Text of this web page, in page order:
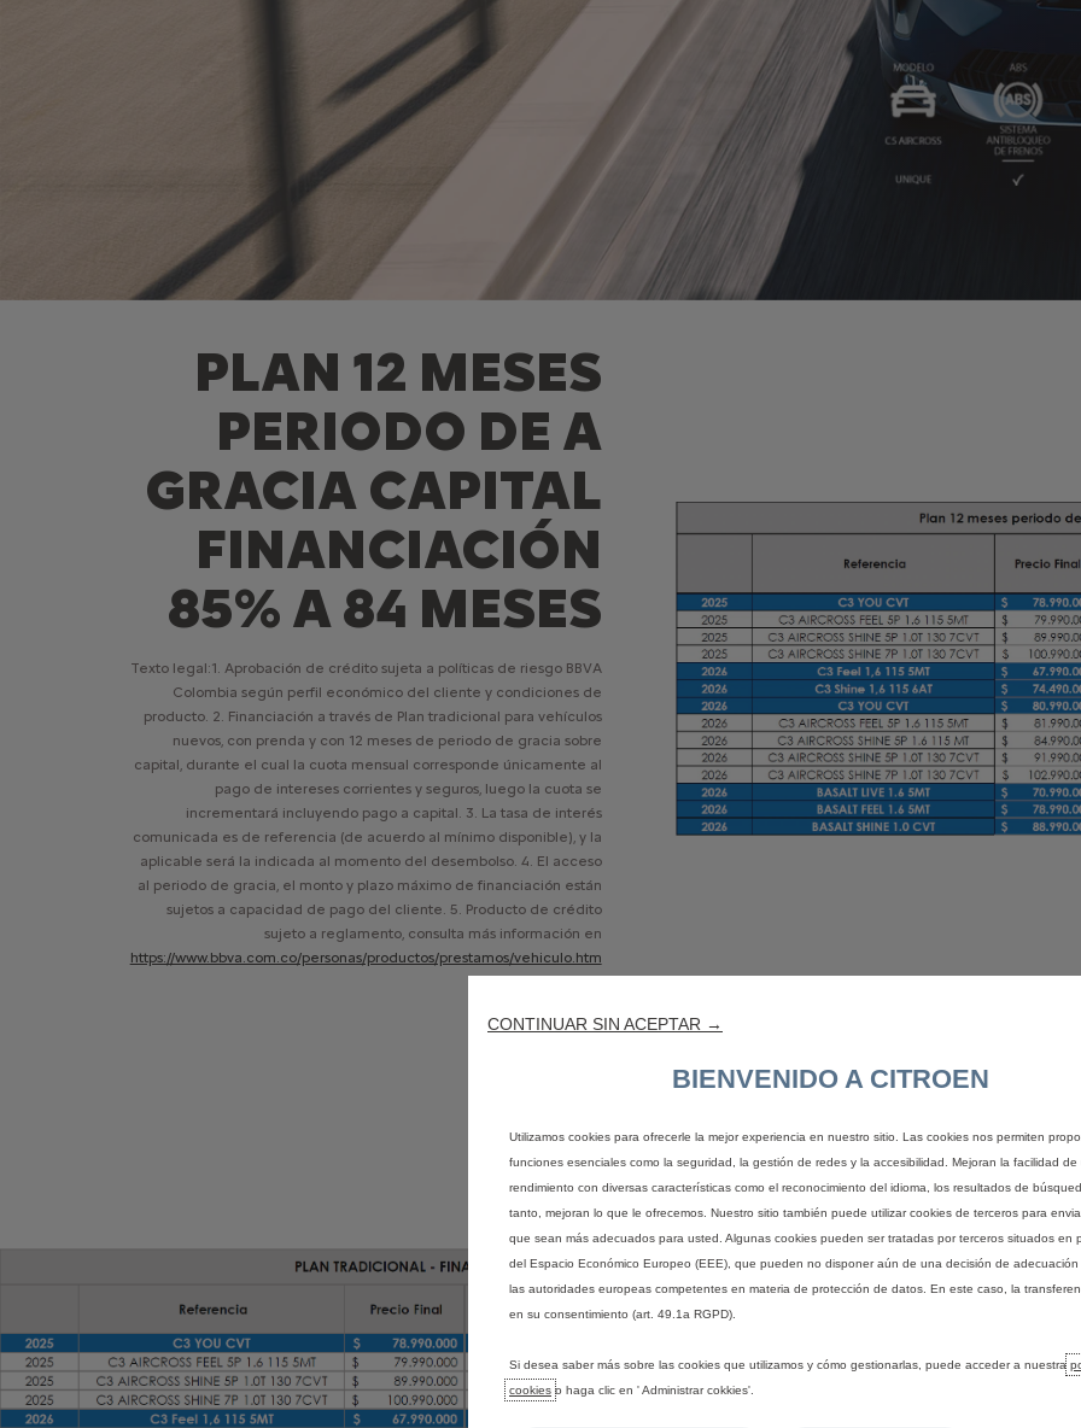
PLAN 12 MESES
PERIODO DE A
GRACIA CAPITAL
FINANCIACIÓN
85% A 84 MESES
Texto legal:1. Aprobación de crédito sujeta a políticas de riesgo BBVA
Colombia según perfil económico del cliente y condiciones de
producto. 2. Financiación a través de Plan tradicional para vehículos
nuevos, con prenda y con 12 meses de periodo de gracia sobre
capital, durante el cual la cuota mensual corresponde únicamente al
pago de intereses corrientes y seguros, luego la cuota se
incrementará incluyendo pago a capital. 3. La tasa de interés
comunicada es de referencia (de acuerdo al mínimo disponible), y la
aplicable será la indicada al momento del desembolso. 4. El acceso
al periodo de gracia, el monto y plazo máximo de financiación están
sujetos a capacidad de pago del cliente. 5. Producto de crédito
sujeto a reglamento, consulta más información en
https://www.bbva.com.co/personas/productos/prestamos/vehiculo.htm
Texto
meses
una
CONTINUAR SIN ACEPTAR →
BIENVENIDO A CITROEN
Utilizamos cookies para ofrecerle la mejor experiencia en nuestro sitio. Las cookies nos permiten
funciones esenciales como la seguridad, la gestión de redes y la accesibilidad. Mejoran la facilidad de
rendimiento con diversas características como el reconocimiento del idioma, los resultados de
tanto, mejoran lo que le ofrecemos. Nuestro sitio también puede utilizar cookies de terceros para
que sean más adecuados para usted. Algunas cookies pueden ser tratadas por terceros situados en
del Espacio Económico Europeo (EEE), que pueden no disponer aún de una decisión de adecuación
las autoridades europeas competentes en materia de protección de datos. En este caso, la
en su consentimiento (art. 49.1a RGPD).
Si desea saber más sobre las cookies que utilizamos y cómo gestionarlas, puede acceder a nuestra
cookies o haga clic en ' Administrar cokkies'.